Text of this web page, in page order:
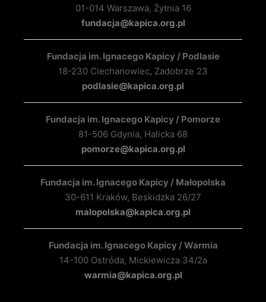
01-014 Warszawa, Żytnia 16
fundacja@kapica.org.pl
Fundacja im. Ignacego Kapicy / Podlasie
18-230 Ciechanowiec, Zadobrze 23
podlasie@kapica.org.pl
Fundacja im. Ignacego Kapicy / Pomorze
81-506 Gdynia, Halicka 68
pomorze@kapica.org.pl
Fundacja im. Ignacego Kapicy / Małopolska
30-611 Kraków, Beskidzka 26/27
malopolska@kapica.org.pl
Fundacja im. Ignacego Kapicy / Warmia
14-100 Ostróda, Mickiewicza 34/2a
warmia@kapica.org.pl